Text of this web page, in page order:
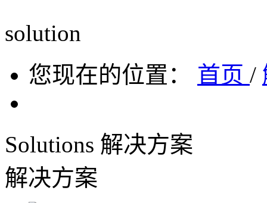
solution
您现在的位置：
首页 /
Solutions 解决方案
解决方案